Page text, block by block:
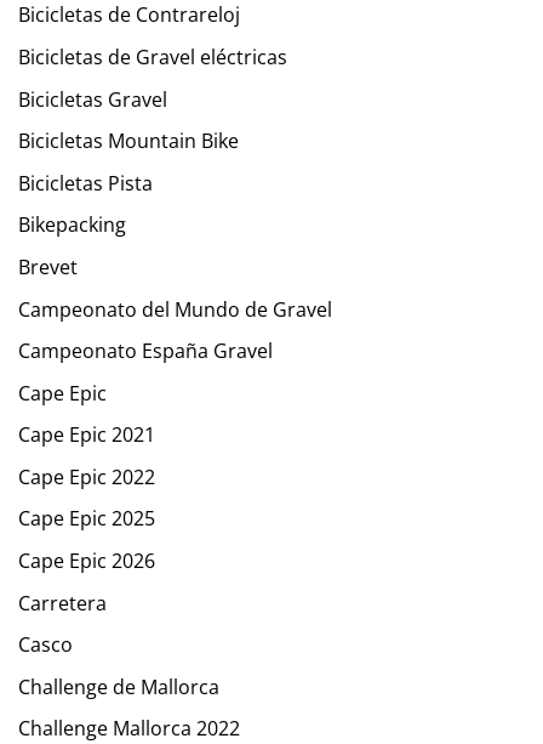
Bicicletas de Contrareloj
Bicicletas de Gravel eléctricas
Bicicletas Gravel
Bicicletas Mountain Bike
Bicicletas Pista
Bikepacking
Brevet
Campeonato del Mundo de Gravel
Campeonato España Gravel
Cape Epic
Cape Epic 2021
Cape Epic 2022
Cape Epic 2025
Cape Epic 2026
Carretera
Casco
Challenge de Mallorca
Challenge Mallorca 2022